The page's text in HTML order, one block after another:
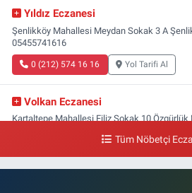
Yıldız Eczanesi
Şenlikköy Mahallesi Meydan Sokak 3 A
05455741616
0 (212) 574 16 16 Yol Tarifi Al
Volkan Eczanesi
Kartaltepe Mahallesi Filiz Sokak 10 Özgürlük
Tüm Nöbetçi